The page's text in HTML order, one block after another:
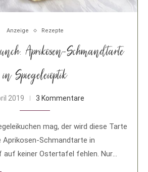
Anzeige Rezepte
Aprikosen-Schmandtarte
in Spiegeleioptik
2019 3 Kommentare
mag, der wird diese Tarte
Aprikosen-Schmandtarte in
auf keiner Ostertafel fehlen. Nur